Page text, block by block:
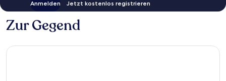
Anmelden Jetzt kostenlos registrieren
Zur Gegend